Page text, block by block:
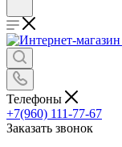
Телефоны
+7(960) 111-77-67
Заказать звонок